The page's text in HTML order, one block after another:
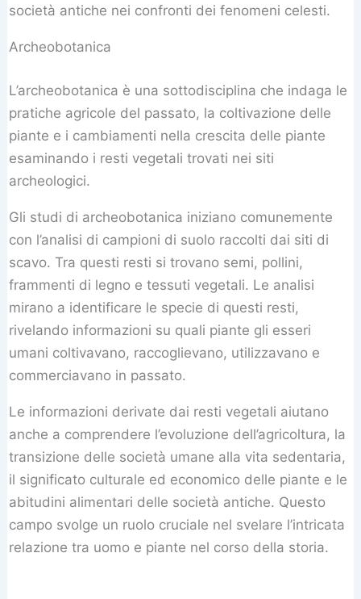
società antiche nei confronti dei fenomeni celesti.
Archeobotanica
L’archeobotanica è una sottodisciplina che indaga le
pratiche agricole del passato, la coltivazione delle
piante e i cambiamenti nella crescita delle piante
esaminando i resti vegetali trovati nei siti
archeologici.
Gli studi di archeobotanica iniziano comunemente
con l’analisi di campioni di suolo raccolti dai siti di
scavo. Tra questi resti si trovano semi, pollini,
frammenti di legno e tessuti vegetali. Le analisi
mirano a identificare le specie di questi resti,
rivelando informazioni su quali piante gli esseri
umani coltivavano, raccoglievano, utilizzavano e
commerciavano in passato.
Le informazioni derivate dai resti vegetali aiutano
anche a comprendere l’evoluzione dell’agricoltura, la
transizione delle società umane alla vita sedentaria,
il significato culturale ed economico delle piante e le
abitudini alimentari delle società antiche. Questo
campo svolge un ruolo cruciale nel svelare l’intricata
relazione tra uomo e piante nel corso della storia.